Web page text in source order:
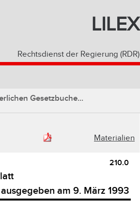
LILEX
Rechtsdienst der Regierung (RDR)
Gesetzbuche...
Materialien